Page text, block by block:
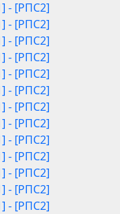
- [РПС2]
- [РПС2]
- [РПС2]
- [РПС2]
- [РПС2]
- [РПС2]
- [РПС2]
- [РПС2]
- [РПС2]
- [РПС2]
- [РПС2]
- [РПС2]
- [РПС2]